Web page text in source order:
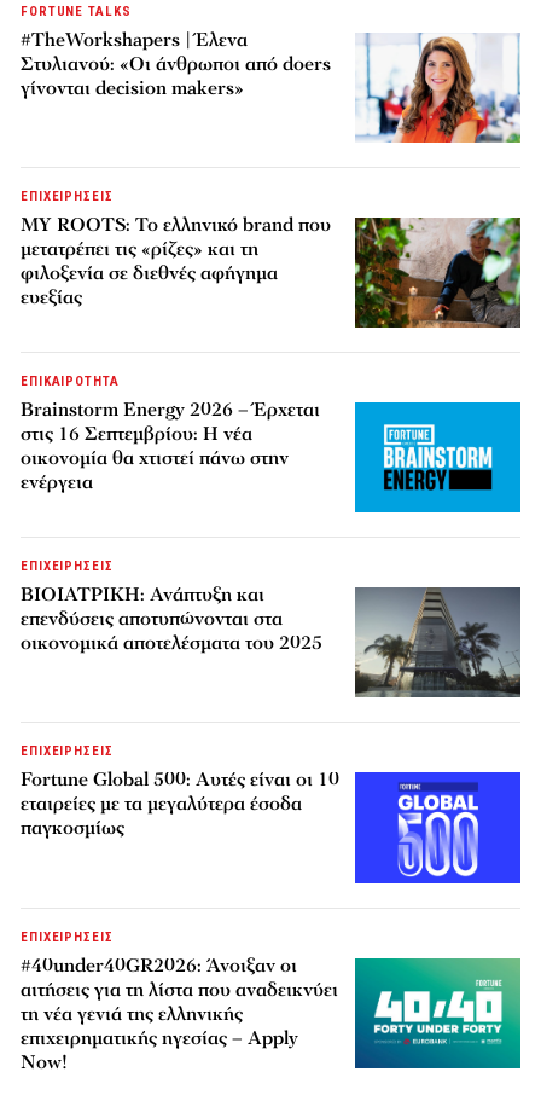
FORTUNE TALKS
#TheWorkshapers | Έλενα
Στυλιανού: «Οι άνθρωποι από doers
γίνονται decision makers»
ΕΠΙΧΕΙΡΗΣΕΙΣ
MY ROOTS: Το ελληνικό brand που
μετατρέπει τις «ρίζες» και τη
φιλοξενία σε διεθνές αφήγημα
ευεξίας
ΕΠΙΚΑΙΡΟΤΗΤΑ
Brainstorm Energy 2026 – Έρχεται
στις 16 Σεπτεμβρίου: Η νέα
οικονομία θα χτιστεί πάνω στην
ενέργεια
ΕΠΙΧΕΙΡΗΣΕΙΣ
ΒΙΟΙΑΤΡΙΚΗ: Ανάπτυξη και
επενδύσεις αποτυπώνονται στα
οικονομικά αποτελέσματα του 2025
ΕΠΙΧΕΙΡΗΣΕΙΣ
Fortune Global 500: Αυτές είναι οι 10
εταιρείες με τα μεγαλύτερα έσοδα
παγκοσμίως
ΕΠΙΧΕΙΡΗΣΕΙΣ
#40under40GR2026: Άνοιξαν οι
αιτήσεις για τη λίστα που αναδεικνύει
τη νέα γενιά της ελληνικής
επιχειρηματικής ηγεσίας – Apply
Now!